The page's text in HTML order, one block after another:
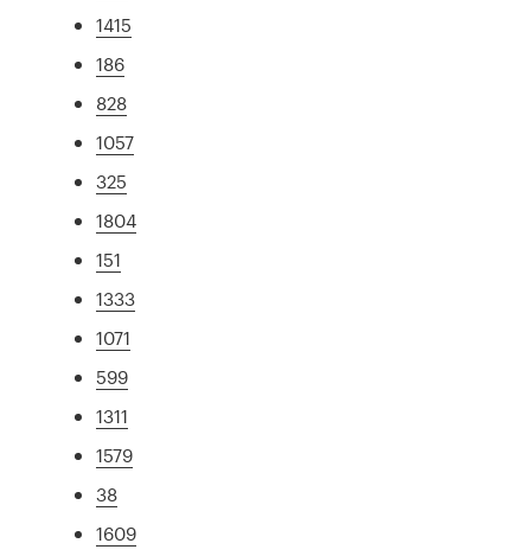
1415
186
828
1057
325
1804
151
1333
1071
599
1311
1579
38
1609